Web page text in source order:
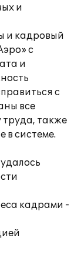
и
и кадровый
с
и
с
все
также
в системе.
кадрами -